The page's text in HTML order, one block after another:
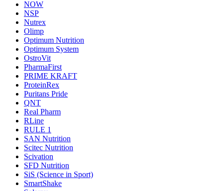
NOW
NSP
Nutrex
Olimp
Optimum Nutrition
Optimum System
OstroVit
PharmaFirst
PRIME KRAFT
ProteinRex
Puritans Pride
QNT
Real Pharm
RLine
RULE 1
SAN Nutrition
Scitec Nutrition
Scivation
SFD Nutrition
SiS (Science in Sport)
SmartShake